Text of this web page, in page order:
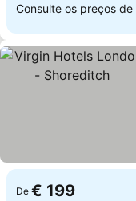
Consulte os preços de
De € 199